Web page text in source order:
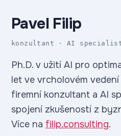
Pavel Filip
konzultant · AI
Ph.D. v užití AI pro
let ve vrcholovém
firemní konzultant a AI
spojení zkušeností z
Více na filip.consulting.